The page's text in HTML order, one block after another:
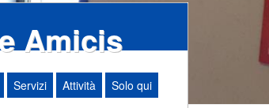
Amicis
Servizi Attività Solo qui